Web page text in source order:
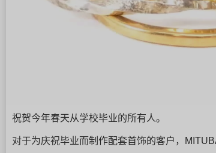
祝贺今年春天从学校毕业的所有人。
对于为庆祝毕业而制作配套首饰的客户，